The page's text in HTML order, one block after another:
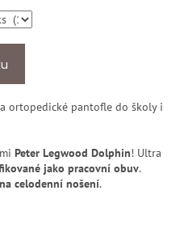
ortopedické pantofle do školy i
Peter Legwood Dolphin! Ultra
jako pracovní obuv.
celodenní nošení.